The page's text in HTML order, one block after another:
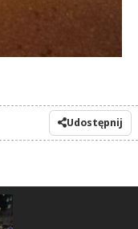
Udostępnij